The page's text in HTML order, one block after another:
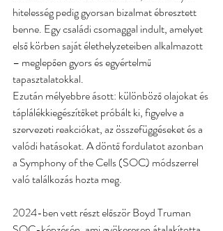
hitelesség pedig gyorsan bizalmat ébresztett
benne. Egy családi csomaggal indult, amelyet
első körben saját élethelyzeteiben alkalmazott
– meglepően gyors és egyértelmű
tapasztalatokkal.
Ezután mélyebbre ásott: különböző olajokat és
táplálékkiegészítőket próbált ki, figyelve a
szervezeti reakciókat, az összefüggéseket és a
valódi hatásokat. A döntő fordulatot azonban
a Symphony of the Cells (SOC) módszerrel
való találkozás hozta meg.
2024-ben vett részt először Boyd Truman